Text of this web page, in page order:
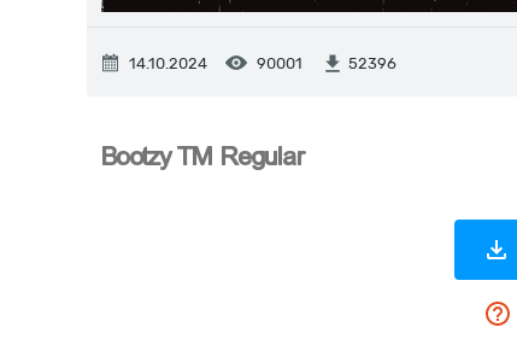
14.10.2024 90001 52396